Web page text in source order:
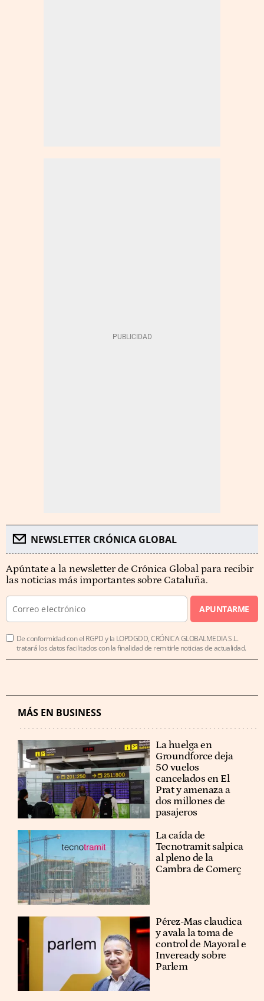
NEWSLETTER CRÓNICA GLOBAL
Apúntate a la newsletter de Crónica Global para recibir
las noticias más importantes sobre Cataluña.
APUNTARME
De conformidad con el RGPD y la LOPDGDD, CRÓNICA GLOBALMEDIA S.L.
tratará los datos facilitados con la finalidad de remitirle noticias de actualidad.
MÁS EN BUSINESS
La huelga en
Groundforce deja
50 vuelos
cancelados en El
Prat y amenaza a
dos millones de
pasajeros
La caída de
Tecnotramit salpica
al pleno de la
Cambra de Comerç
Pérez-Mas claudica
y avala la toma de
control de Mayoral e
Inveready sobre
Parlem